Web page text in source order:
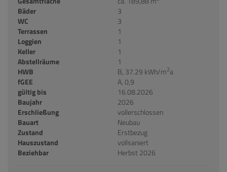
Bäder
3
WC
3
Terrassen
1
Loggien
1
Keller
1
Abstellräume
1
HWB
B, 37.29 kWh/m2a
fGEE
A, 0,9
gültig bis
16.08.2026
Baujahr
2026
Erschließung
vollerschlossen
Bauart
Neubau
Zustand
Erstbezug
Hauszustand
vollsaniert
Beziehbar
Herbst 2026